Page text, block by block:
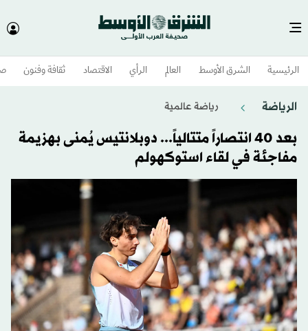
الرئيسية الشرق الأوسط​ العالم الرأي الاقتصاد ثقافة وفنون
الرياضة رياضة عالمية
بعد 40 انتصاراً متتالياً... دوبلانتيس يُمنى بهزيمة
مفاجئة في لقاء استوكهولم